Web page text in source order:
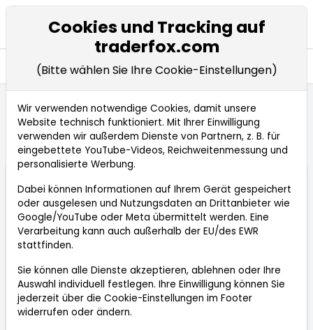
Seitennavigation öffnen
Entdecken
Startseite Entdecken Wissen
Indikatoren
Wolfe Wellen
Wolfe Wellen
18.09.2021 TraderFox
Allgemein
Der Name Wolfe Wellen geht auf den Trader Bill
Wolfe zurück. Die Philosophie hinter den Wolfe
Wellen bedient sich an der von Newton
Cookies und Tracking auf
traderfox.com
(Bitte wählen Sie Ihre Cookie-Einstellungen)
Wir verwenden notwendige Cookies, damit unsere
Website technisch funktioniert. Mit Ihrer Einwilligung
verwenden wir außerdem Dienste von Partnern, z. B. für
eingebettete YouTube-Videos, Reichweitenmessung und
personalisierte Werbung.
Dabei können Informationen auf Ihrem Gerät gespeichert
oder ausgelesen und Nutzungsdaten an Drittanbieter wie
Google/YouTube oder Meta übermittelt werden. Eine
Verarbeitung kann auch außerhalb der EU/des EWR
stattfinden.
Sie können alle Dienste akzeptieren, ablehnen oder Ihre
Auswahl individuell festlegen. Ihre Einwilligung können Sie
jederzeit über die Cookie-Einstellungen im Footer
widerrufen oder ändern.